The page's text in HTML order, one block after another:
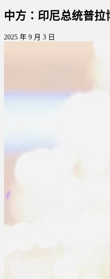
中方：印尼总统普拉
2025 年 9 月 3 日